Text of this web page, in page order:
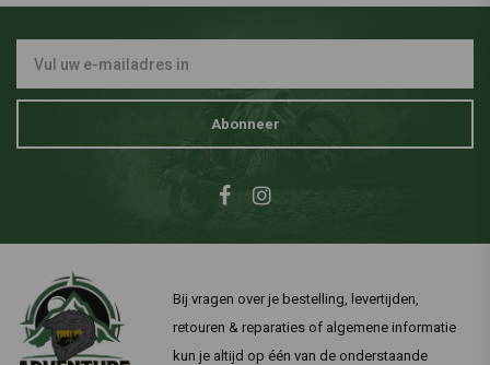
Abonneer
Bij vragen over je bestelling, levertijden,
retouren & reparaties of algemene informatie
kun je altijd op één van de onderstaande